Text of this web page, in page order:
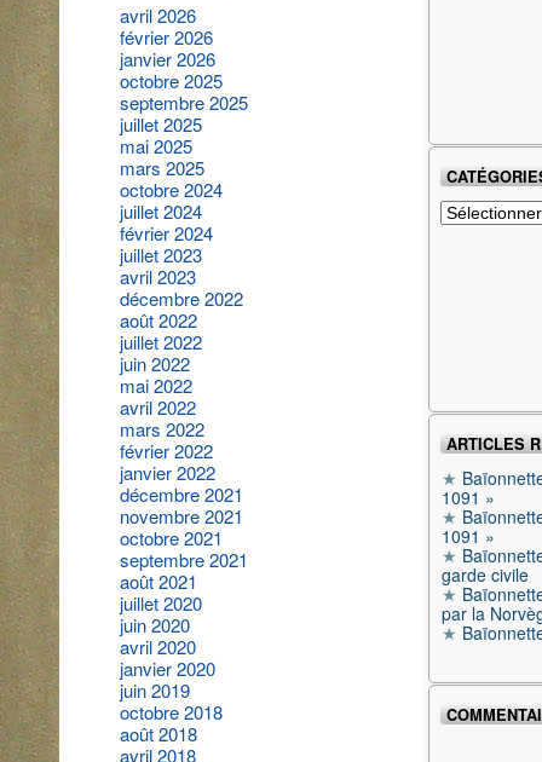
avril 2026
février 2026
janvier 2026
octobre 2025
septembre 2025
juillet 2025
mai 2025
mars 2025
octobre 2024
juillet 2024
février 2024
juillet 2023
avril 2023
décembre 2022
août 2022
juillet 2022
juin 2022
mai 2022
avril 2022
mars 2022
février 2022
janvier 2022
décembre 2021
novembre 2021
octobre 2021
septembre 2021
août 2021
juillet 2020
juin 2020
avril 2020
janvier 2020
juin 2019
octobre 2018
août 2018
avril 2018
Catégories
ARTICLES
1091 »
1091 »
garde civile
par la